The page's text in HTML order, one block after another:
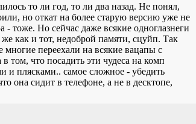
то ли год, то ли два назад. Не понял,
но откат на более старую версию уже не
- тоже. Но сейчас даже всякие одноглазнеги
как и тот, недоброй памяти, сцуйп. Так
переехали на всякие вацапы с
том, что посадить эти чудеса на комп
и плясками.. самое сложное - убедить
она сидит в телефоне, а не в десктопе,